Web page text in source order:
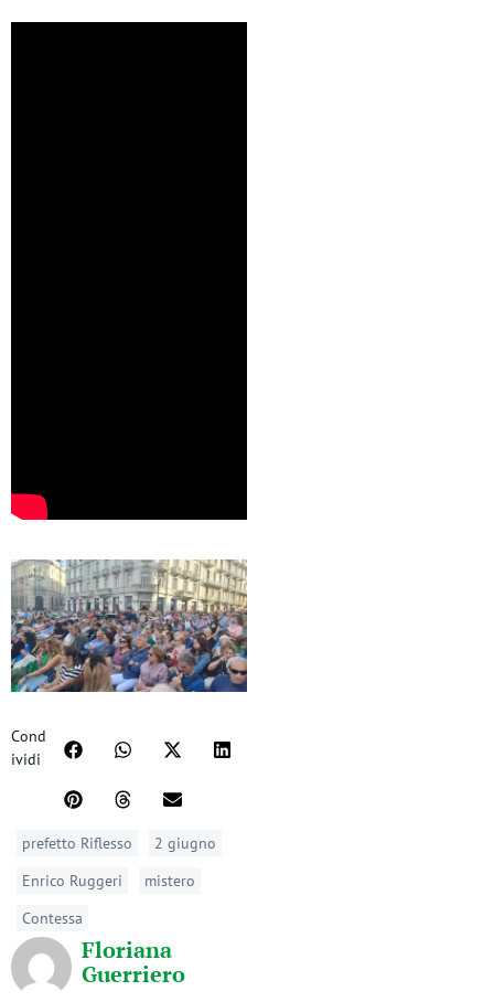
Cond
ividi
prefetto Riflesso
2 giugno
Enrico Ruggeri
mistero
Contessa
Floriana
Guerriero